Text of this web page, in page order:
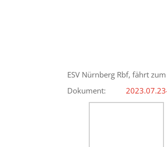
ESV Nürnberg Rbf, fährt
Dokument: